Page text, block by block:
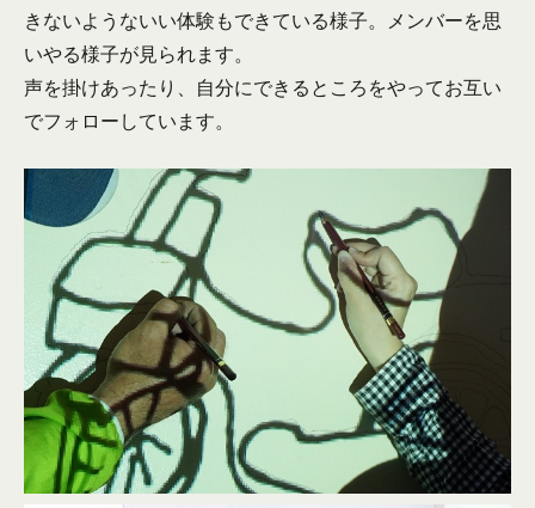
きないようないい体験もできている様子。メンバーを思
いやる様子が見られます。
声を掛けあったり、自分にできるところをやってお互い
でフォローしています。